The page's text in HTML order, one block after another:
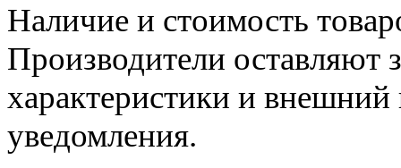
Наличие и стоимость
Производители оставляют
характеристики и внешний
уведомления.